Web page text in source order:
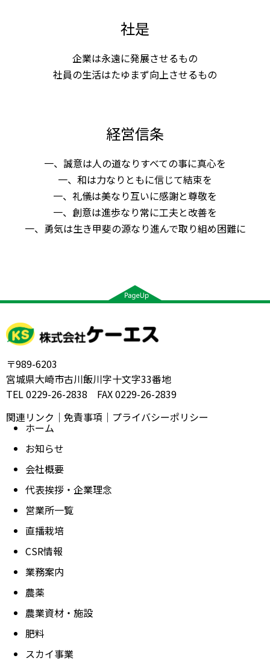
社是
企業は永遠に発展させるもの
社員の生活はたゆまず向上させるもの
経営信条
一、誠意は人の道なりすべての事に真心を
一、和は力なりともに信じて結束を
一、礼儀は美なり互いに感謝と尊敬を
一、創意は進歩なり常に工夫と改善を
一、勇気は生き甲斐の源なり進んで取り組め困難に
〒989-6203
宮城県大崎市古川飯川字十文字33番地
TEL 0229-26-2838 FAX 0229-26-2839
関連リンク ｜ 免責事項 ｜ プライバシーポリシー
ホーム
お知らせ
会社概要
代表挨拶・企業理念
営業所一覧
直播栽培
CSR情報
業務案内
農薬
農業資材・施設
肥料
スカイ事業